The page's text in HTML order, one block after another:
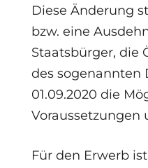
Diese Änderung
bzw. eine
Staatsbürger, die
des sogenannten
01.09.2020 die
Voraussetzungen
Für den Erwerb